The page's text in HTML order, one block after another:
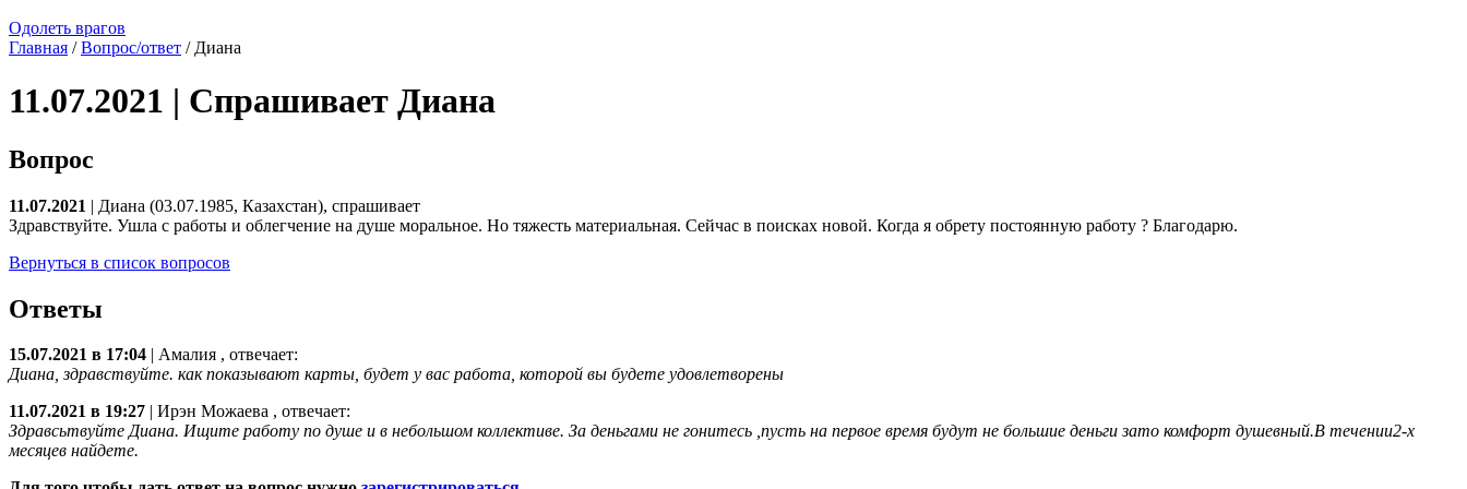
Одолеть врагов
Главная /Вопрос/ответ / Диана
11.07.2021 | Спрашивает Диана
Вопрос
11.07.2021 | Диана (03.07.1985, Казахстан), спрашивает
Здравствуйте. Ушла с работы и облегчение на душе моральное. Но тяжесть материальная. Сейчас в поисках новой. Когда я обрету постоянную работу ? Благодарю.
Вернуться в список вопросов
Ответы
15.07.2021 в 17:04 Амалия , отвечает:
Диана, здравствуйте. как показывают карты, будет у вас работа, которой вы будете удовлетворены
11.07.2021 в 19:27
Ирэн Можаева , отвечает:
Здравсьтвуйте Диана. Ищите работу по душе и в небольшом коллективе. За деньгами не гонитесь ,пусть на первое время будут не большие деньги зато комфорт душевный.В течении2-х
месяцев найдете.